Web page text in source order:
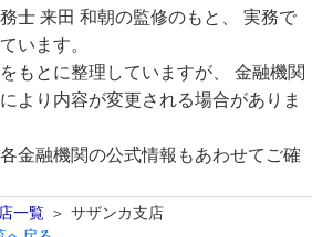
士 来田 和朝の監修のもと、 実務で
います。
もとに整理していますが、 金融機関
より内容が変更される場合がありま
金融機関の公式情報もあわせてご確
一覧
サザンカ支店